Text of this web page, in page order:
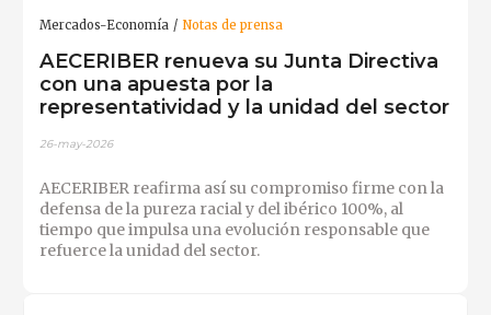
Mercados-Economía Notas de prensa
AECERIBER renueva su Junta Directiva
con una apuesta por la
representatividad y la unidad del sector
26-may-2026
AECERIBER reafirma así su compromiso firme con la
defensa de la pureza racial y del ibérico 100%, al
tiempo que impulsa una evolución responsable que
refuerce la unidad del sector.